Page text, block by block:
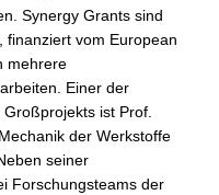
Synergy Grants sind
finanziert vom European
mehrere
Einer der
ist Prof.
der Werkstoffe
seiner
Forschungsteams der